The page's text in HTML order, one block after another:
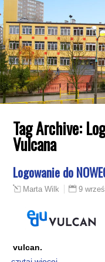
Tag Archive:
Vulcana
Logowanie do
Marta Wilk 9
vulcan.